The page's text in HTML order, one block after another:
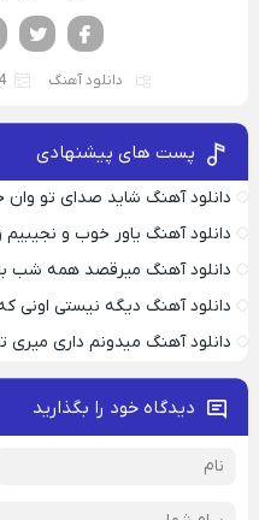
دانلود آهنگ 14
پست های پیشنهادی
دانلود آهنگ شاید صدای تو
دانلود آهنگ یاور خوب و
دانلود آهنگ میرقصد همه شب
دانلود آهنگ دیگه نیستی
دانلود آهنگ میدونم داری میری
دیدگاه خود را بگذارید